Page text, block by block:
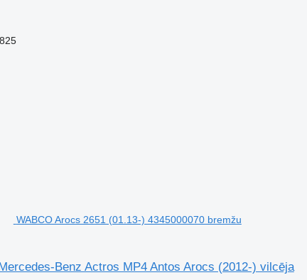
WABCO Arocs 2651 (01.13-) 4345000070 bremžu
Benz Actros MP4 Antos Arocs (2012-) vilcēja